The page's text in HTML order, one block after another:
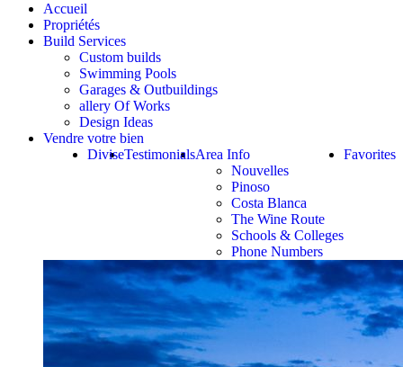
Accueil
Propriétés
Build Services
Custom builds
Swimming Pools
Garages & Outbuildings
allery Of Works
Design Ideas
Vendre votre bien
Favorites
Area Info
Nouvelles
Pinoso
Costa Blanca
The Wine Route
Schools & Colleges
Phone Numbers
Testimonials
Divise